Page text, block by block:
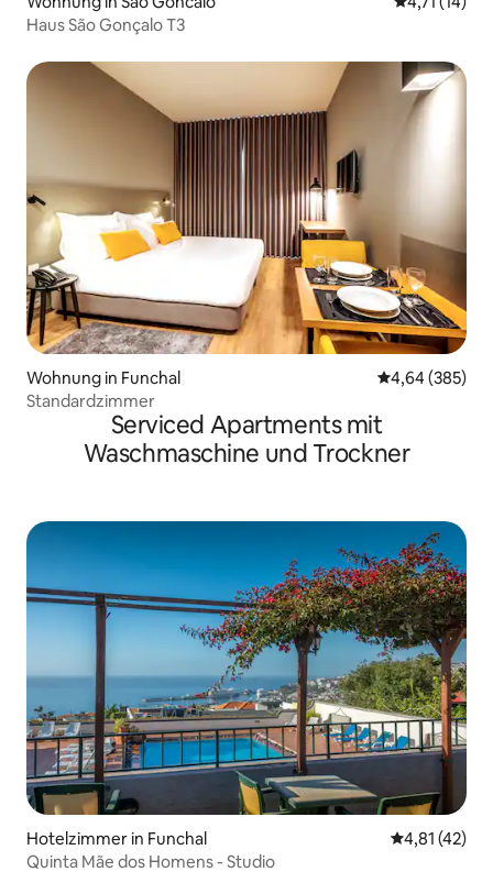
Haus São Gonçalo T3
Wohnung in Funchal
4,64 (385)
Standardzimmer
Serviced Apartments mit
Waschmaschine und Trockner
Hotelzimmer in Funchal
4,81 (42)
Quinta Mãe dos Homens - Studio